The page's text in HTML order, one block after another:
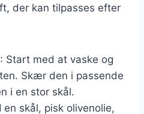
der kan tilpasses efter
: Start med at vaske og
Skær den i passende
i en stor skål.
en skål, pisk olivenolie,